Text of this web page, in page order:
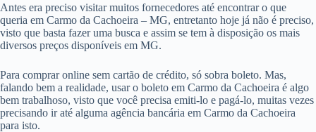
Antes era preciso visitar muitos fornecedores até encontrar o que
queria em Carmo da Cachoeira – MG, entretanto hoje já não é preciso,
visto que basta fazer uma busca e assim se tem à disposição os mais
diversos preços disponíveis em MG.
Para comprar online sem cartão de crédito, só sobra boleto. Mas,
falando bem a realidade, usar o boleto em Carmo da Cachoeira é algo
bem trabalhoso, visto que você precisa emiti-lo e pagá-lo, muitas vezes
precisando ir até alguma agência bancária em Carmo da Cachoeira
para isto.